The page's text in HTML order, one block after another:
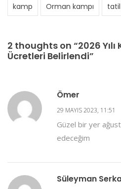
kamp Orman kampı tatil
2 thoughts on “2026
Ücretleri Belirlendi”
Ömer
29 MAYIS 2023, 11:51
Güzel bir yer
edeceğim
Süleyman